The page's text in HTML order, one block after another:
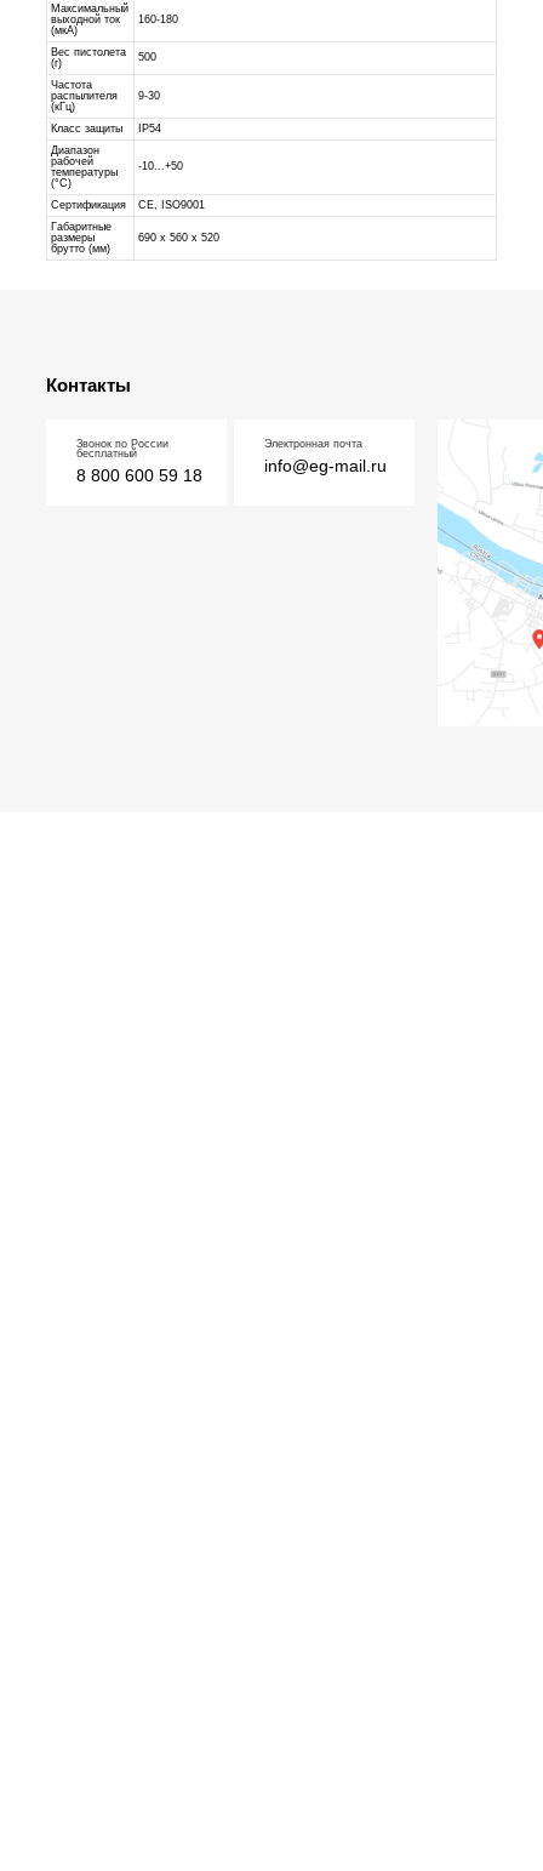
Максимальный
выходной ток
(мкА)
160-180
Вес пистолета
(г)
500
Частота
распылителя
(кГц)
9-30
Класс защиты
IP54
Диапазон
рабочей
температуры
(°С)
-10...+50
Сертификация
CE, ISO9001
Габаритные
размеры
брутто (мм)
690 x 560 x 520
Контакты
Звонок по России
бесплатный
8 800 600 59 18
Электронная почта
info@eg-mail.ru